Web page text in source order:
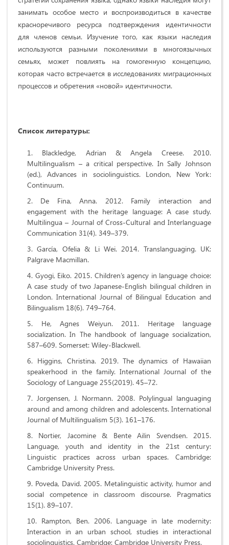
занимать особое место и воспроизводиться в качестве
красноречивого ресурса подтверждения идентичности
для членов семьи. Изучение того, как языки наследия
используются разными поколениями в многоязычных
семьях, может повлиять на гомогенную концепцию,
которая часто встречается в исследованиях миграционных
процессов и обретения «новой» идентичности.
Список литературы:
Blackledge, Adrian & Angela Creese. 2010.
Multilingualism – a critical perspective. In Sally Johnson
(ed.), Advances in sociolinguistics. London, New York:
Continuum.
De Fina, Anna. 2012. Family interaction and
engagement with the heritage language: A case study.
Multilingua – Journal of Cross-Cultural and Interlanguage
Communication 31(4). 349–379.
García, Ofelia & Li Wei. 2014. Translanguaging. UK:
Palgrave Macmillan.
Gyogi, Eiko. 2015. Children’s agency in language choice:
A case study of two Japanese-English bilingual children in
London. International Journal of Bilingual Education and
Bilingualism 18(6). 749–764.
He, Agnes Weiyun. 2011. Heritage language
socialization. In The handbook of language socialization,
587–609. Somerset: Wiley-Blackwell.
Higgins, Christina. 2019. The dynamics of Hawaiian
speakerhood in the family. International Journal of the
Sociology of Language 255(2019). 45–72.
Jorgensen, J. Normann. 2008. Polylingual languaging
around and among children and adolescents. International
Journal of Multilingualism 5(3). 161–176.
Nortier, Jacomine & Bente Ailin Svendsen. 2015.
Language, youth and identity in the 21st century:
Linguistic practices across urban spaces. Cambridge:
Cambridge University Press.
Poveda, David. 2005. Metalinguistic activity, humor and
social competence in classroom discourse. Pragmatics
15(1). 89–107.
Rampton, Ben. 2006. Language in late modernity:
Interaction in an urban school, studies in interactional
sociolinguistics. Cambridge: Cambridge University Press.